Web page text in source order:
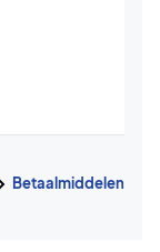
Betaalmiddelen